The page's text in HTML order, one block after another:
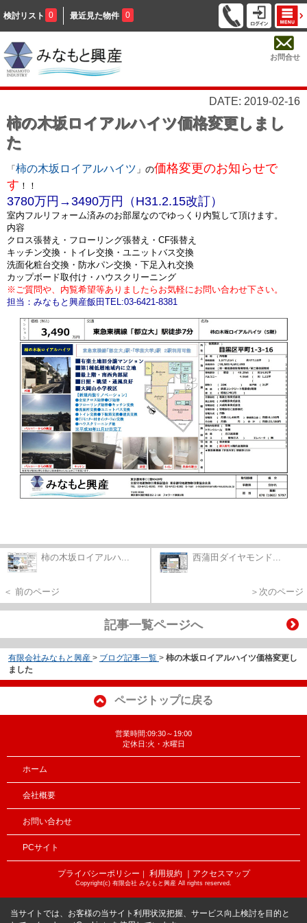
検討リスト 0 最近見た物件 0
お問合せ
DATE: 2019-02-16
柿の木坂ロイアルハイツ価格変更しまし
た
「柿の木坂ロイアルハイツ 」の価格変更のお知らせで
す ！！
3780万円→3490万円（H31.2.15改訂）
室内フルリフォーム済みのお部屋なのでゆっくり内覧して頂けます。
内容
クロス張替え・フローリング張替え・CF張替え
キッチン交換・トイレ交換・ユニットバス交換
洗面化粧台交換・防水パン交換・下足入れ交換
カップボード取付け・ハウスクリーニング
※ご質問や、内覧希望等ありましたらお気軽にお問い合わせ下さい。
担当：みなもと興産飯田TEL:03-6421-8381
柿の木坂ロイアルハ...
＜ 前のページ
西蒲田ダイヤモンド...
＞次のページ
記事一覧ページへ
有限会社みなもと興産 > ブログ記事一覧 > 柿の木坂ロイアルハイツ価格変更し
ました
ページトップに戻る
営業時間:09:30～19:00
定休日:火・水曜日
ホーム
会社概要
お問い合わせ
PCサイト
プライバシーポリシー ｜ 利用規約 ｜アクセスマップ
Copyright(c) 有限会社 みなもと興産 All rights reserved.
当サイトでは、お客様の当サイト利用状況把握、サービス向上検討を目的と